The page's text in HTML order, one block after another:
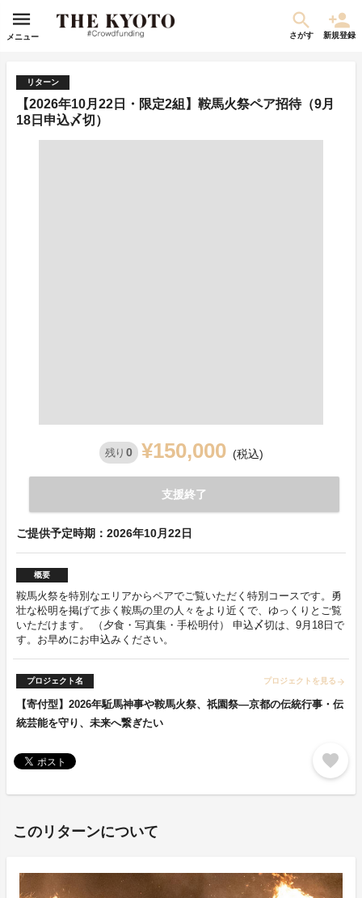
メニュー さがす 新規登録
リターン
【2026年10月22日・限定2組】鞍馬火祭ペア招待（9月
18日申込〆切）
残り 0 ¥150,000 (税込)
支援終了
ご提供予定時期：2026年10月22日
概要
鞍馬火祭を特別なエリアからペアでご覧いただく特別コースです。勇
壮な松明を掲げて歩く鞍馬の里の人々をより近くで、ゆっくりとご覧
いただけます。 （夕食・写真集・手松明付） 申込〆切は、9月18日で
す。お早めにお申込みください。
プロジェクト名 プロジェクトを見る arrow_forward
【寄付型】2026年駈馬神事や鞍馬火祭、祇園祭―京都の伝統行事・伝
統芸能を守り、未来へ繋ぎたい
favorite
このリターンについて